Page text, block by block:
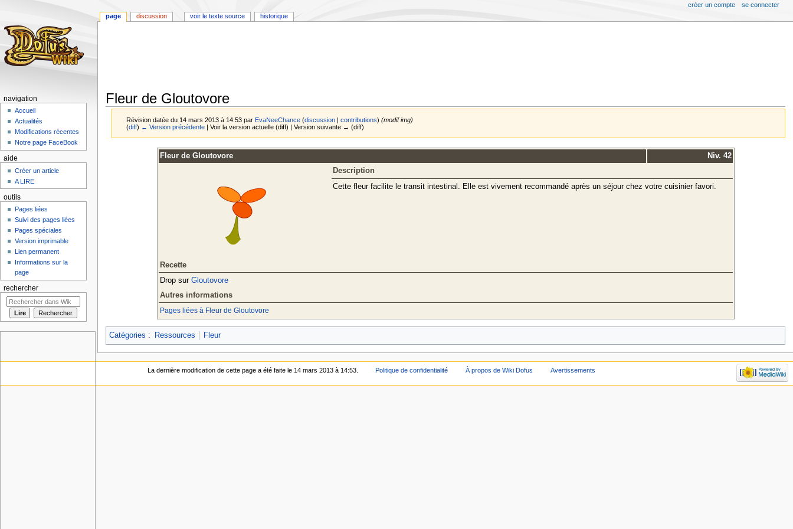
Fleur de Gloutovore
Révision datée du 14 mars 2013 à 14:53 parEvaNeeChance (discussion |contributions) (modif img)
(diff) ← Version précédente | Voir la version actuelle (diff) | Version suivante → (diff)
Fleur de Gloutovore
Niv. 42
Description
Cette fleur facilite le transit intestinal. Elle est vivement recommandé après un séjour chez votre cuisinier favori.
Recette
Drop sur Gloutovore
Autres informations
Pages liées à Fleur de Gloutovore
Catégories : Ressources Fleur
page discussion voir le texte source historique
créer un compte se connecter
navigation
Accueil
Actualités
Modifications récentes
Notre page FaceBook
aide
Créer un article
A LIRE
outils
Pages liées
Suivi des pages liées
Pages spéciales
Version imprimable
Lien permanent
Informations sur la
page
rechercher
La dernière modification de cette page a été faite le 14 mars 2013 à 14:53. Politique de confidentialité À propos de Wiki Dofus Avertissements